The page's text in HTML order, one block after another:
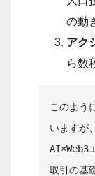
の動
アク
ら数
このよう
いますが
AI×Web3
取引の基